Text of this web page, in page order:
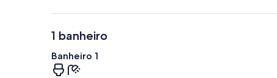
1 banheiro
Banheiro 1